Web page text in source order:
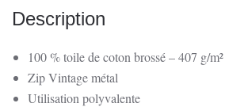
Pochette
à
Accessoires
Retour
Description
100 % toile de coton brossé – 407 g/m²
Zip Vintage métal
Utilisation polyvalente